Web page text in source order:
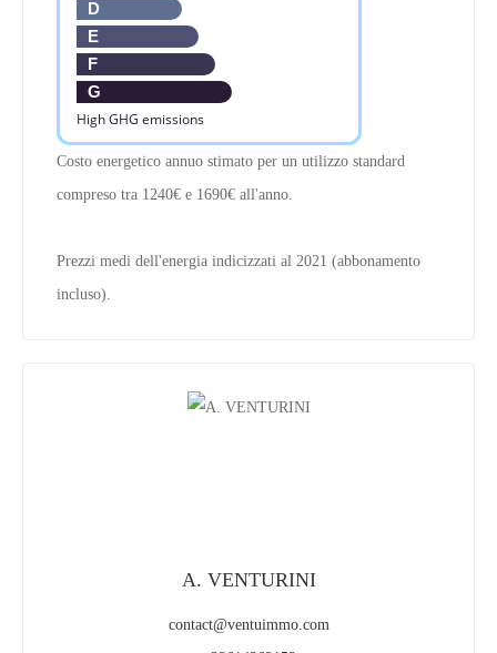
D
E
F
G
High GHG emissions
Costo energetico annuo stimato per un utilizzo standard
compreso tra 1240€ e 1690€ all'anno.
Prezzi medi dell'energia indicizzati al 2021 (abbonamento
incluso).
A. VENTURINI
contact@ventuimmo.com